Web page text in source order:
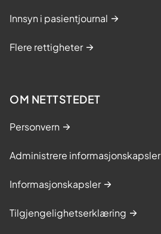
Innsyn i pasientjournal
Flere rettigheter
OM NETTSTEDET
Personvern
Administrere informasjonskapsler
Informasjonskapsler
Tilgjengelighetserklæring